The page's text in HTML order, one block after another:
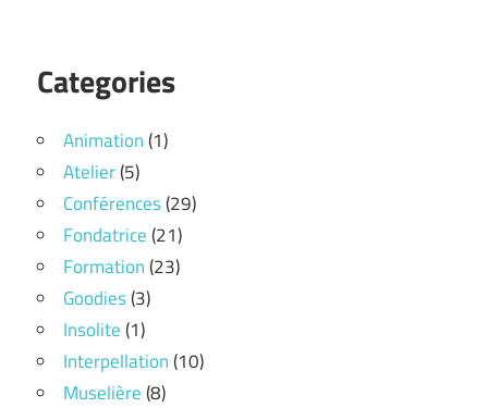
Categories
Animation(1)
Atelier(5)
Conférences(29)
Fondatrice(21)
Formation(23)
Goodies(3)
Insolite(1)
Interpellation(10)
Muselière(8)